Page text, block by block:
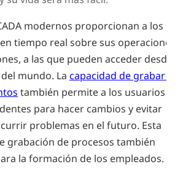
modernos proporcionan a los
tiempo real sobre sus operaciones
a las que pueden acceder desde
mundo. La capacidad de grabar y
también permite a los usuarios
para hacer cambios y evitar
problemas en el futuro. Esta
grabación de procesos también
la formación de los empleados.